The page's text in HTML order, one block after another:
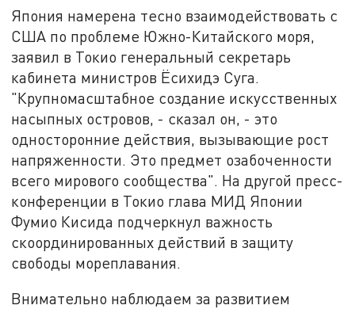
Япония намерена тесно взаимодействовать с
США по проблеме Южно-Китайского моря,
заявил в Токио генеральный секретарь
кабинета министров Ёсихидэ Суга.
"Крупномасштабное создание искусственных
насыпных островов, - сказал он, - это
односторонние действия, вызывающие рост
напряженности. Это предмет озабоченности
всего мирового сообщества". На другой пресс-
конференции в Токио глава МИД Японии
Фумио Кисида подчеркнул важность
скоординированных действий в защиту
свободы мореплавания.
Внимательно наблюдаем за развитием